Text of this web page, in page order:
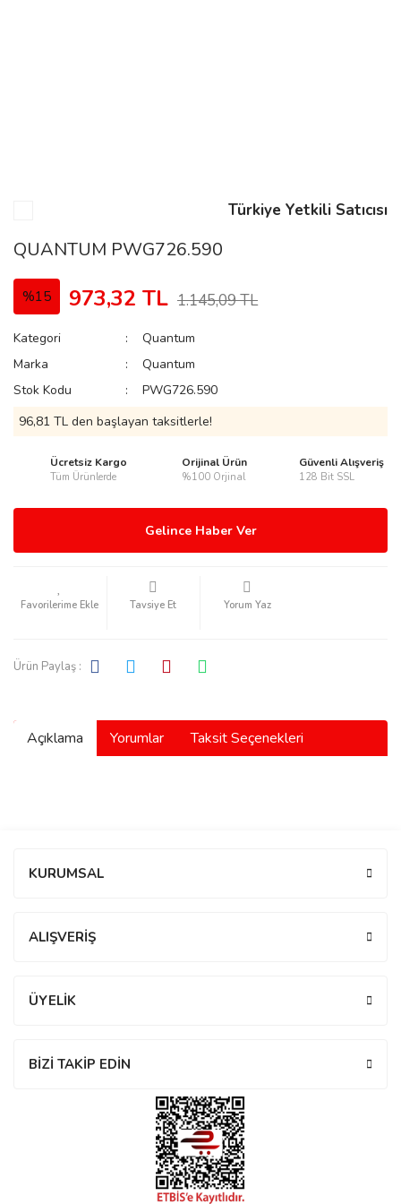
Türkiye Yetkili Satıcısı
QUANTUM PWG726.590
%15 973,32 TL 1.145,09 TL
Kategori
Quantum
Marka
Quantum
Stok Kodu
PWG726.590
96,81 TL den başlayan taksitlerle!
Ücretsiz Kargo
Tüm Ürünlerde
Orijinal Ürün
%100 Orjinal
Güvenli Alışveriş
128 Bit SSL
Gelince Haber Ver
Tavsiye Et Yorum Yaz
Ürün Paylaş :
Açıklama Yorumlar Taksit Seçenekleri
KURUMSAL
ALIŞVERİŞ
ÜYELİK
BİZİ TAKİP EDİN